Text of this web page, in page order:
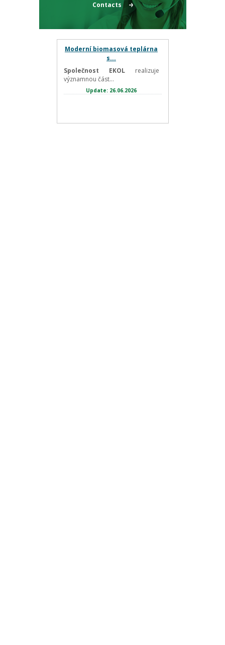
Contacts
Moderní biomasová teplárna
s...
Společnost EKOLrealizuje
významnou část...
Update: 26.06.2026